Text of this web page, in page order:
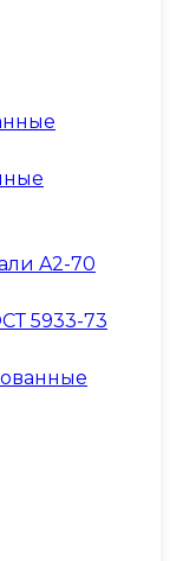
A2-70
5933-73